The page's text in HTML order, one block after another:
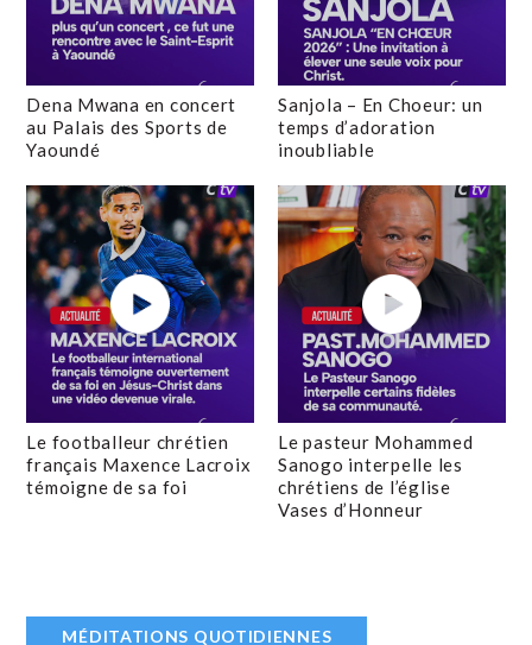
Dena Mwana en concert
au Palais des Sports de
Yaoundé
Sanjola – En Choeur: un
temps d’adoration
inoubliable
Le footballeur chrétien
français Maxence Lacroix
témoigne de sa foi
Le pasteur Mohammed
Sanogo interpelle les
chrétiens de l’église
Vases d’Honneur
MÉDITATIONS QUOTIDIENNES